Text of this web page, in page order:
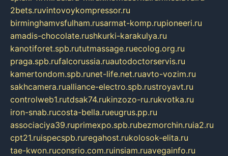
2bets.ruvintovoykompressor.ru
birminghamvsfulham.rusarmat-komp.rupioneeri.ru
amadis-chocolate.rushkurki-karakulya.ru
kanotiforet.spb.rututmassage.ruecolog.org.ru
praga.spb.rufalcorussia.ruautodoctorservis.ru
kamertondom.spb.runet-life.net.ruavto-vozim.ru
sakhcamera.rualliance-electro.spb.rustroyavt.ru
controlweb1.rutdsak74.rukinzozo-ru.rukvotka.ru
iron-snab.rucosta-bella.rueugrus.pp.ru
associaciya39.ruprimexpo.spb.rubezmorchin.ruia2.ru
cpt21.ruispecspb.ruregahost.rukolosok-elita.ru
tae-kwon.ruconsrio.com.ruinsiam.ruavegainfo.ru